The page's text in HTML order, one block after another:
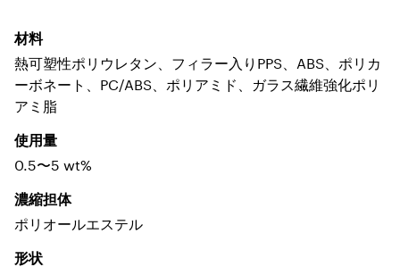
材料
熱可塑性ポリウレタン、フィラー入りPPS、ABS、ポリカ
ーボネート、PC/ABS、ポリアミド、ガラス繊維強化ポリ
アミ脂
使用量
0.5〜5 wt%
濃縮担体
ポリオールエステル
形状